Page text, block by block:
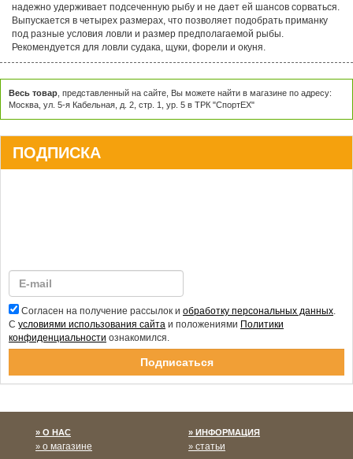
надежно удерживает подсеченную рыбу и не дает ей шансов сорваться.
Выпускается в четырех размерах, что позволяет подобрать приманку
под разные условия ловли и размер предполагаемой рыбы.
Рекомендуется для ловли судака, щуки, форели и окуня.
Весь товар , представленный на сайте, Вы можете найти в магазине по адресу:
Москва, ул. 5-я Кабельная, д. 2, стр. 1, ур. 5 в ТРК "СпортЕХ"
ПОДПИСКА
Согласен на получение рассылок и обработку персональных данных
С условиями использования сайта и положениями Политики
конфиденциальности ознакомился.
О НАС
о магазине
ИНФОРМАЦИЯ
статьи